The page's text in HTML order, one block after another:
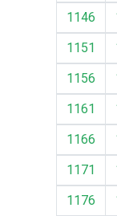
1146
1151
1156
1161
1166
1171
1176